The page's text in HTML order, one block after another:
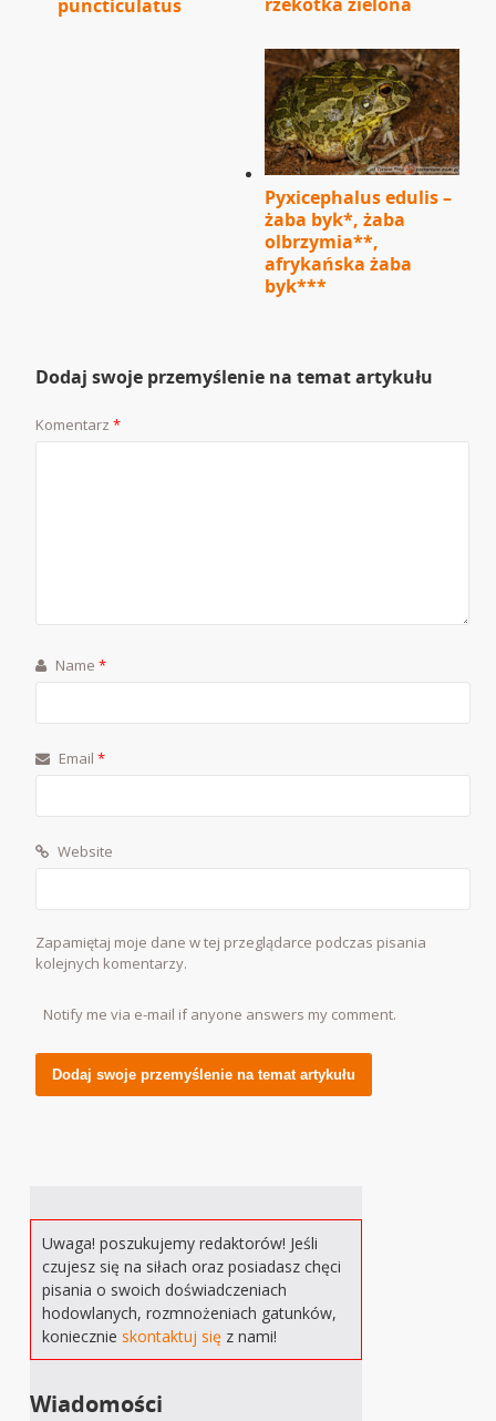
puncticulatus
Pyxicephalus edulis –
żaba byk*, żaba
olbrzymia**,
afrykańska żaba
byk***
Dodaj swoje przemyślenie na temat artykułu
Komentarz*
Name*
Email*
Website
Zapamiętaj moje dane w tej przeglądarce podczas pisania
kolejnych komentarzy.
Notify me via e-mail if anyone answers my comment.
Uwaga! poszukujemy redaktorów! Jeśli
czujesz się na siłach oraz posiadasz chęci
pisania o swoich doświadczeniach
hodowlanych, rozmnożeniach gatunków,
koniecznieskontaktuj się z nami!
Wiadomości